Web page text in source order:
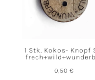
1 Stk. Kokos- Knopf
0,50 €